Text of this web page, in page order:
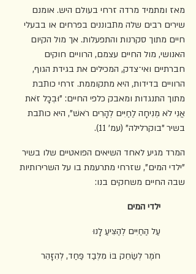
מאז ומתמיד מרדה זרחי בעולם היש. אומנם
שירים רבים שלה מתבוננים בפרחים או בבעלי
חיים מתוך סקרנות והתפעלות. אך מול הקיום
האנושי, מול החיים עצמם, הרוויים חוקים
חברתיים ואי־צדק, המכילים את בגידת הגוף,
הרוויים בדידות, היא מתקוממת. זרחי כותבת
מתוך התנגדות ומאבק כלפי החיים: "וּבְכָל זֹאת
אֲנִי לֹא מְנִיחָה לַחַיִּים לְהָרִים רֹאשׁ", היא כותבת
בשיר "בוקרלילה" (עמ' 11).
המרד מגיע לאחד השיאים הפואטיים שלו בשיר
"ילדי המים", שזרחי מתרעמת בו על השרירותיות
שבה החיים משחקים בנו:
ילדי המים
עַל הַחַיִּים לְהַצִּיעַ לָנוּ
חֹמֶר לְשַׂחֵק בּוֹ מִלְּבַד פַּחַד, לְהִזָּהֵר